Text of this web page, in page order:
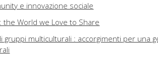
e innovazione sociale
the World we Love to Share
gruppi multiculturali : accorgimenti per una